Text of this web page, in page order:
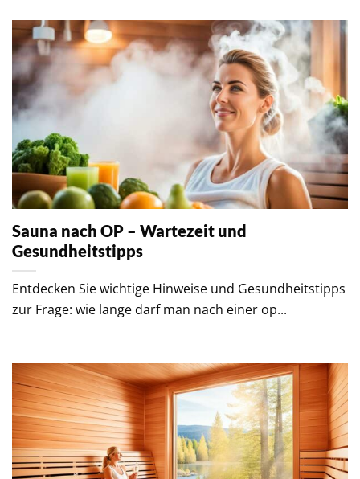
Sauna nach OP – Wartezeit und
Gesundheitstipps
Entdecken Sie wichtige Hinweise und Gesundheitstipps
zur Frage: wie lange darf man nach einer op...